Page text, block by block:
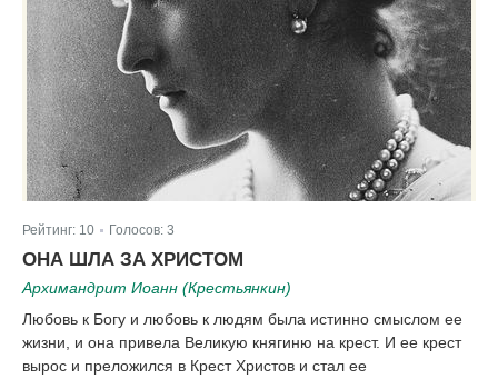
Рейтинг: 10 Голосов: 3
ОНА ШЛА ЗА ХРИСТОМ
Архимандрит Иоанн (Крестьянкин)
Любовь к Богу и любовь к людям была истинно смыслом ее
жизни, и она привела Великую княгиню на крест. И ее крест
вырос и преложился в Крест Христов и стал ее